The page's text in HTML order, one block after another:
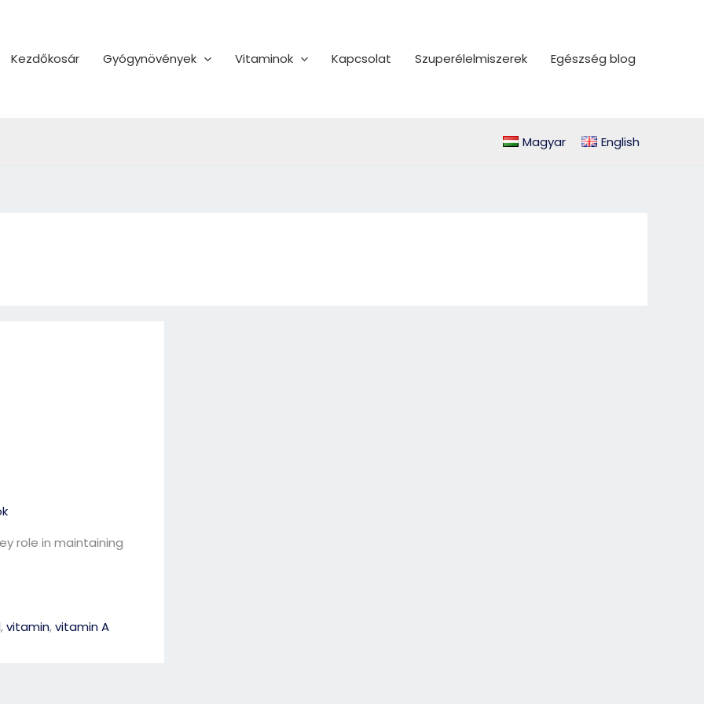
Kezdőkosár Gyógynövények Vitaminok Kapcsolat Szuperélelmiszerek Egészség blog
Magyar English
role in maintaining
,vitamin,vitamin A